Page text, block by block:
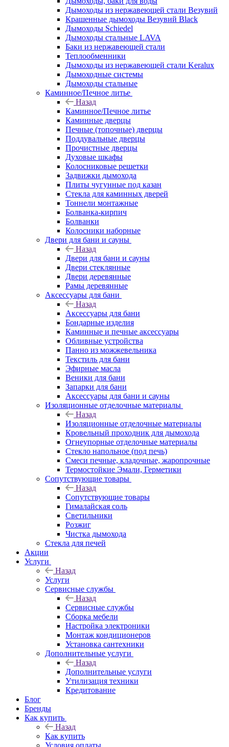
Дымоходы из нержавеющей стали Везувий
Крашенные дымоходы Везувий Black
Дымоходы Schiedel
Дымоходы стальные LAVA
Баки из нержавеющей стали
Теплообменники
Дымоходы из нержавеющей стали Keralux
Дымоходные системы
Дымоходы стальные
Каминное/Печное литье
Назад
Каминное/Печное литье
Каминные дверцы
Печные (топочные) дверцы
Поддувальные дверцы
Прочистные дверцы
Духовые шкафы
Колосниковые решетки
Задвижки дымохода
Плиты чугунные под казан
Стекла для каминных дверей
Тоннели монтажные
Болванка-кирпич
Болванки
Колосники наборные
Двери для бани и сауны
Назад
Двери для бани и сауны
Двери стеклянные
Двери деревянные
Рамы деревянные
Аксессуары для бани
Назад
Аксессуары для бани
Бондарные изделия
Каминные и печные аксессуары
Обливные устройства
Панно из можжевельника
Текстиль для бани
Эфирные масла
Веники для бани
Запарки для бани
Аксессуары для бани и сауны
Изоляционные отделочные материалы
Назад
Изоляционные отделочные материалы
Кровельный проходник для дымохода
Огнеупорные отделочные материалы
Стекло напольное (под печь)
Смеси печные, кладочные, жаропрочные
Термостойкие Эмали, Герметики
Сопутствующие товары
Назад
Сопутствующие товары
Гималайская соль
Светильники
Розжиг
Чистка дымохода
Стекла для печей
Акции
Услуги
Назад
Услуги
Сервисные службы
Назад
Сервисные службы
Сборка мебели
Настройка электроники
Монтаж кондиционеров
Установка сантехники
Дополнительные услуги
Назад
Дополнительные услуги
Утилизация техники
Кредитование
Блог
Бренды
Как купить
Назад
Как купить
Условия оплаты